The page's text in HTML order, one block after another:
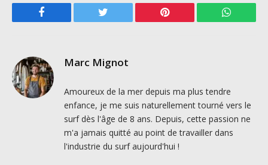
Facebook Twitter Pinterest
Marc Mignot
Amoureux de la mer depuis ma plus tendre
enfance, je me suis naturellement tourné vers le
surf dès l'âge de 8 ans. Depuis, cette passion ne
m'a jamais quitté au point de travailler dans
l'industrie du surf aujourd'hui !